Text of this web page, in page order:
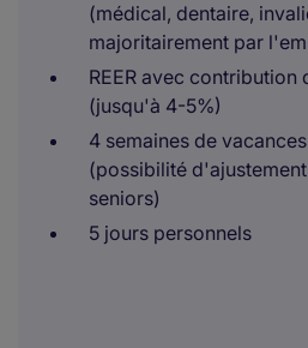
(médical, dentaire,
majoritairement par
REER avec
(jusqu'à 4-5%)
4 semaines de
(possibilité
seniors)
5 jours personnels